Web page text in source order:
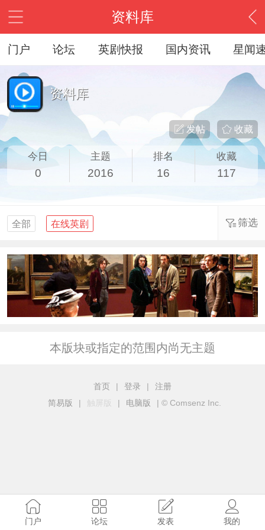
资料库
门户 论坛 英剧快报 国内资讯 星闻
资料库
收藏
发帖
今日
0
主题
2016
排名
16
收藏
117
全部 在线英剧 筛选
本版块或指定的范围内尚无主题
首页 | 登录 |
注册
简易版
| 触屏版 | 电脑版 | © Comsenz Inc.
门户 论坛 发表 我的